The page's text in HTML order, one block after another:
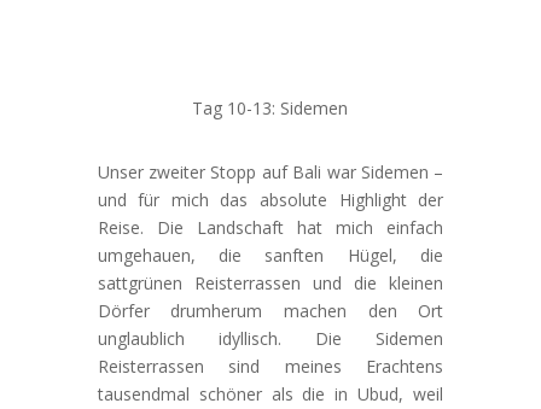
Tag 10-13: Sidemen
Unser zweiter Stopp auf Bali war Sidemen –
und für mich das absolute Highlight der
Reise. Die Landschaft hat mich einfach
umgehauen, die sanften Hügel, die
sattgrünen Reisterrassen und die kleinen
Dörfer drumherum machen den Ort
unglaublich idyllisch. Die Sidemen
Reisterrassen sind meines Erachtens
tausendmal schöner als die in Ubud, weil